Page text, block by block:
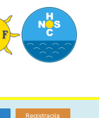
Registracija